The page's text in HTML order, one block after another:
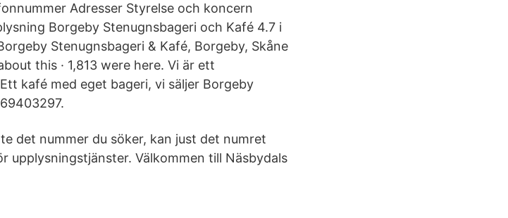
Adresser Styrelse och koncern
Borgeby Stenugnsbageri och Kafé 4.7 i
Stenugnsbageri & Kafé, Borgeby, Skåne
this · 1,813 were here. Vi är ett
kafé med eget bageri, vi säljer Borgeby
det nummer du söker, kan just det numret
upplysningstjänster. Välkommen till Näsbydals